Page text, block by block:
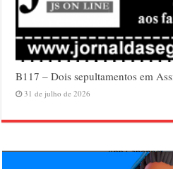
B117 – Dois sepultamentos em
31 de julho de 2026